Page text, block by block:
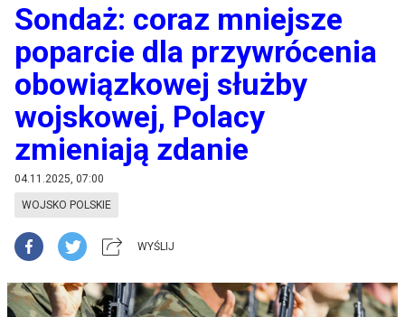
Sondaż: coraz mniejsze
poparcie dla przywrócenia
obowiązkowej służby
wojskowej, Polacy
zmieniają zdanie
04.11.2025, 07:00
WOJSKO POLSKIE
WYŚLIJ